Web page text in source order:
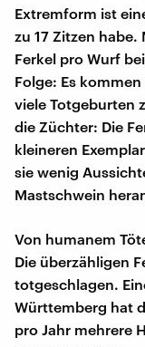
Extremform ist
zu 17 Zitzen
Ferkel pro Wurf
Folge: Es
viele Totgeburten
die Züchter: Die
kleineren
sie wenig
Mastschwein
Von humanem
Die überzähligen
totgeschlagen.
Württemberg hat
pro Jahr mehrere